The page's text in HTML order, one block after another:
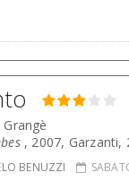
, 2007, Garzanti,
BENUZZI